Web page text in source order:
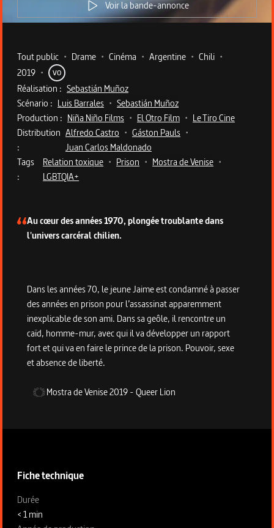
Voir la bande-annonce
Metadata du programme
Tout public • Drame • Cinéma • Argentine • Chili •
2019 • VO
Réalisation : Sebastián Muñoz
Scénario : Luis Barrales • Sebastián Muñoz
Production : Niña Niño Films • El Otro Film • Le Tiro Cine
Distribution
:
Alfredo Castro • Gáston Pauls •
Juan Carlos Maldonado
Tags
:
Relation toxique • Prison • Mostra de Venise •
LGBTQIA+
Au cœur des années 1970, plongée troublante dans
l'univers carcéral chilien.
Dans les années 70, le jeune Jaime est condamné à passer
des années en prison pour l’assassinat apparemment
inexplicable de son ami. Dans sa geôle, il rencontre un
caïd, homme-mur, avec qui il va développer un rapport
fort et qui va en faire le prince de la prison. Pouvoir, sexe
et absence de liberté.
Mostra de Venise2019-Queer Lion
Fiche technique
Fiche technique section gauche
Durée
< 1 min